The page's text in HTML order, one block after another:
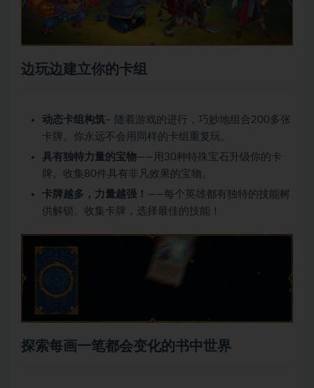
边玩边建立你的卡组
动态卡组构筑– 随着游戏的进行，巧妙地组合200多张
卡牌。你永远不会用同样的卡组重复玩。
具有独特力量的宝物——用30种特殊宝石升级你的卡
牌。收集80件具有非凡效果的宝物。
卡牌越多，力量越强！ ——每个英雄都有独特的技能树
供解锁。收集卡牌，选择最佳的技能！
探索每画一笔都会变化的书中世界